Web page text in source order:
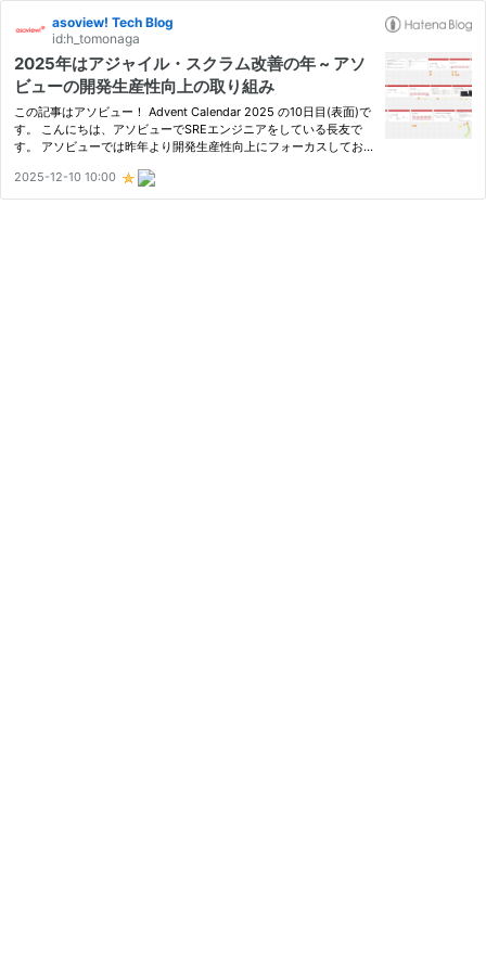
asoview! Tech Blog
id:h_tomonaga
2025年はアジャイル・スクラム改善の年 ~ アソ
ビューの開発生産性向上の取り組み
この記事はアソビュー！ Advent Calendar 2025 の10日目(表面)で
す。 こんにちは、アソビューでSREエンジニアをしている長友で
す。 アソビューでは昨年より開発生産性向上にフォーカスしてお
について考えてきました。 昨年度の取り組みはこちらの記事から
ご…
2025-12-10 10:00